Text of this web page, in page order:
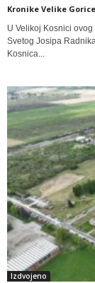
Kronike Velike Gorice
U Velikoj Kosnici
Svetog Josipa
Kosnica...
Izdvojeno